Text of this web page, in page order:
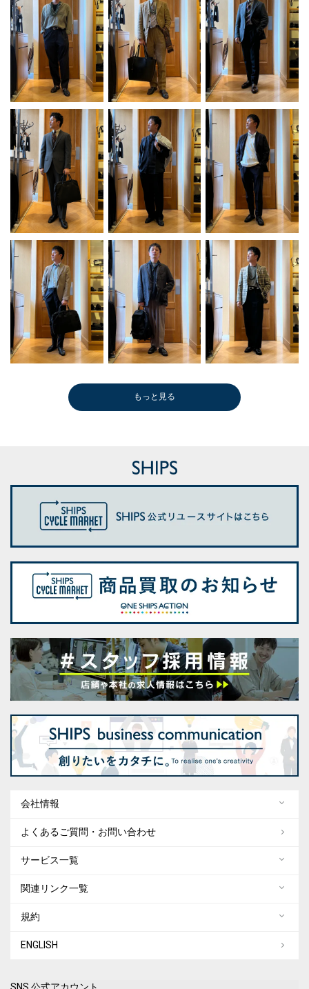
もっと見る
会社情報
よくあるご質問・お問い合わせ
サービス一覧
関連リンク一覧
規約
ENGLISH